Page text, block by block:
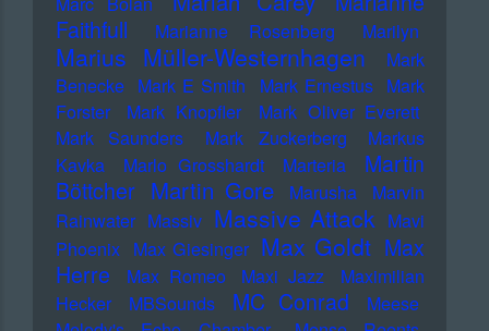
Faithfull
Marianne Rosenberg Marilyn
Marius Müller-Westernhagen
Mark
Benecke Mark E Smith Mark Ernestus Mark
Forster
Mark Knopfler
Mark Oliver Everett
Mark Saunders
Mark Zuckerberg
Markus
Kavka
Marlo Grosshardt Marteria
Martin
Böttcher Martin Gore Marusha
Marvin
Rainwater Massiv Massive Attack Mavi
Phoenix Max Giesinger Max Goldt Max
Herre
Max Romeo Maxi Jazz
Maximilian
Hecker
MBSounds MC Conrad
Meese